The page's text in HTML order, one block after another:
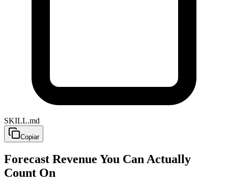
SKILL.md
Copiar
Forecast Revenue You Can Actually
Count On